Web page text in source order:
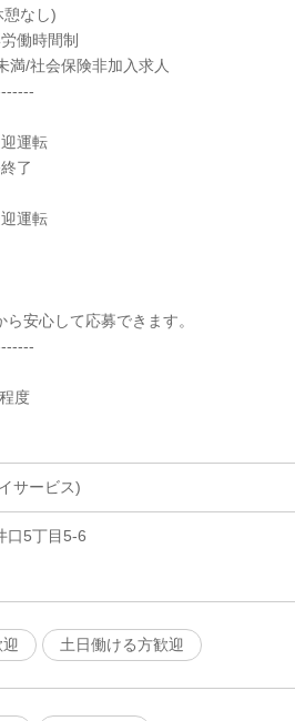
なし)
働時間制
/社会保険非加入求人
運転
了
運転
安心して応募できます。
度
サービス)
口5丁目5-6
土日働ける方歓迎